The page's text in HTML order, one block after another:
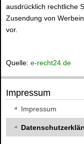
ausdrücklich rechtliche
Zusendung von
vor.
Quelle: e-recht24.de
Impressum
Impressum